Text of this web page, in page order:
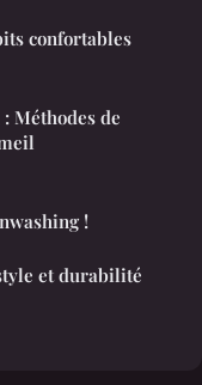
confortables
Méthodes de
!
et durabilité